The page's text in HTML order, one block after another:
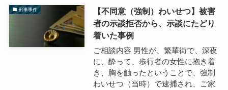
刑事事件
【不同意（強制）わいせつ】被害
者の示談拒否から、示談にたどり
着いた事例
ご相談内容 男性が、繁華街で、深夜
に、酔って、歩行者の女性に抱き着
き、胸を触ったということで、強制
わいせつ（当時）で逮捕され、ご家